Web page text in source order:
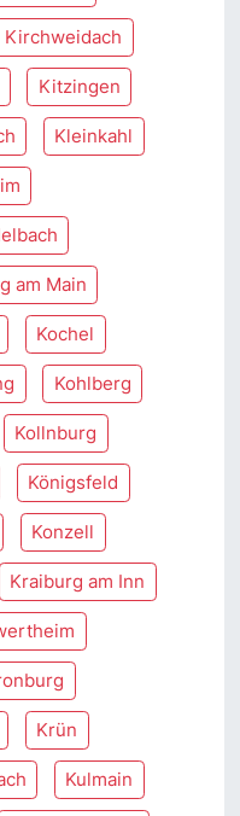
Kirchweidach
Kitzingen
Kleinkahl
am Main
Kochel
Kohlberg
Kollnburg
Königsfeld
Konzell
Kraiburg am Inn
Krün
Kulmain